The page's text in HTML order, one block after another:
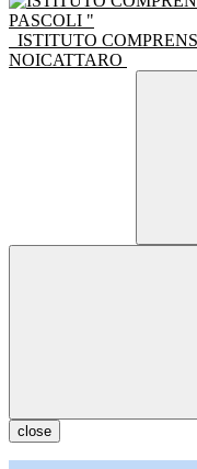
ISTITUTO
NOICATTARO
close